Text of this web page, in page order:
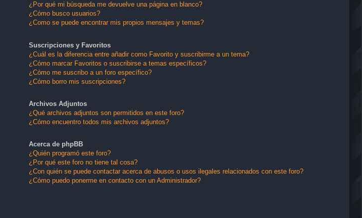
¿Por qué mi búsqueda me devuelve una página en blanco?
¿Cómo busco usuarios?
¿Como se puede encontrar mis propios mensajes y temas?
Suscripciones y Favoritos
¿Cuál es la diferencia entre añadir como Favorito y suscribirme a un tema?
¿Cómo marcar Favoritos o suscribirse a temas específicos?
¿Cómo me suscribo a un foro específico?
¿Cómo borro mis suscripciones?
Archivos Adjuntos
¿Qué archivos adjuntos son permitidos en este foro?
¿Cómo encuentro todos mis archivos adjuntos?
Acerca de phpBB
¿Quién programó este foro?
¿Por qué este foro no tiene tal cosa?
¿Con quién se puede contactar acerca de abusos o usos ilegales relacionados con este foro?
¿Cómo puedo ponerme en contacto con un Administrador?